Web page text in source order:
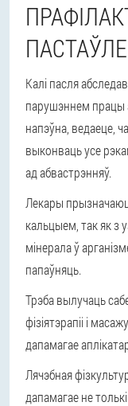
Калі пасля
парушэннем працы
напэўна, ведаеце,
выконваць усе
ад абвастрэнняў.
Лекары
кальцыем, так як з
мінерала ў
папаўняць.
Трэба вылучаць
фізіятэрапіі і
дапамагае
Лячэбная
дапамагае не